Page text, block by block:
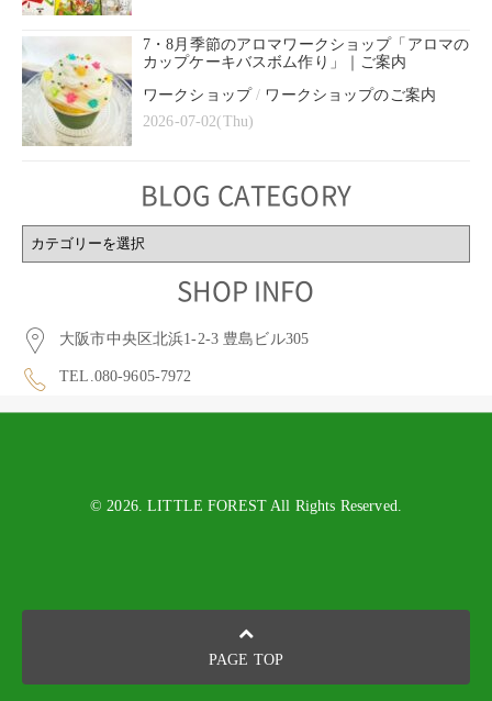
7・8月季節のアロマワークショップ「アロマの
カップケーキバスボム作り」｜ご案内
ワークショップ/ ワークショップのご案内
2026-07-02(Thu)
BLOG CATEGORY
BLOG
CATEGORY
SHOP INFO
大阪市中央区北浜1-2-3 豊島ビル305
TEL.080-9605-7972
© 2026. LITTLE FOREST All Rights Reserved.
PAGE TOP